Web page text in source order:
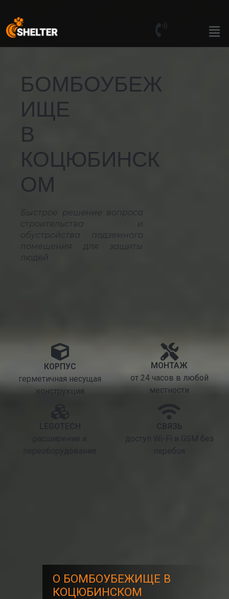
БОМБОУБЕЖ
ИЩЕ
В
КОЦЮБИНСК
ОМ
Быстрое решение вопроса
строительства и
обустройства подземного
помещения для защиты
людей
КОРПУС
герметичная несущая
конструкция
МОНТАЖ
от 24 часов в любой
местности
СВЯЗЬ
доступ Wi-Fi и GSM без
перебоя
О БОМБОУБЕЖИЩЕ В
КОЦЮБИНСКОМ